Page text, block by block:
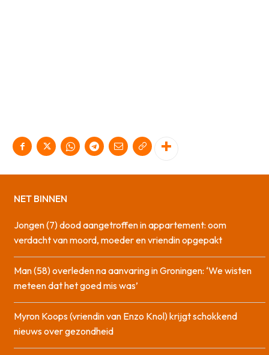
NET BINNEN
Jongen (7) dood aangetroffen in appartement: oom
verdacht van moord, moeder en vriendin opgepakt
Man (58) overleden na aanvaring in Groningen: ‘We wisten
meteen dat het goed mis was’
Myron Koops (vriendin van Enzo Knol) krijgt schokkend
nieuws over gezondheid